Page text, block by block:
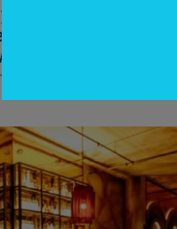
fuerte en Miami:
porteño se ganó
(y suma un
clave de Fernet-